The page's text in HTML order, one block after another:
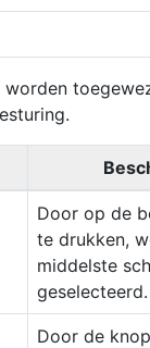
Door op de
te drukken,
middelste
geselecteerd.
Door de